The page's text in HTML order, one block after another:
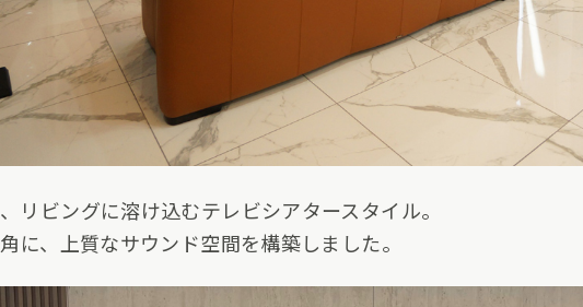
リビングに溶け込むテレビシアタースタイル。
に、上質なサウンド空間を構築しました。